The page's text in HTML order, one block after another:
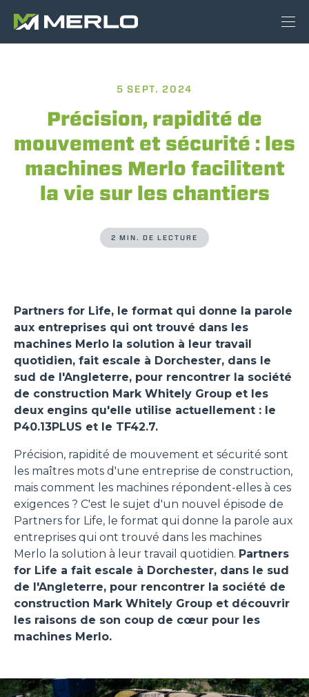
5 SEPT. 2024
Précision, rapidité de
mouvement et sécurité : les
machines Merlo facilitent
la vie sur les chantiers
2 MIN. DE LECTURE
Partners for Life, le format qui donne la parole
aux entreprises qui ont trouvé dans les
machines Merlo la solution à leur travail
quotidien, fait escale à Dorchester, dans le
sud de l'Angleterre, pour rencontrer la société
de construction Mark Whitely Group et les
deux engins qu'elle utilise actuellement : le
P40.13PLUS et le TF42.7.
Précision, rapidité de mouvement et sécurité sont
les maîtres mots d'une entreprise de construction,
mais comment les machines répondent-elles à ces
exigences ? C'est le sujet d'un nouvel épisode de
Partners for Life, le format qui donne la parole aux
entreprises qui ont trouvé dans les machines
Merlo la solution à leur travail quotidien. Partners
for Life a fait escale à Dorchester, dans le sud
de l'Angleterre, pour rencontrer la société de
construction Mark Whitely Group et découvrir
les raisons de son coup de cœur pour les
machines Merlo.